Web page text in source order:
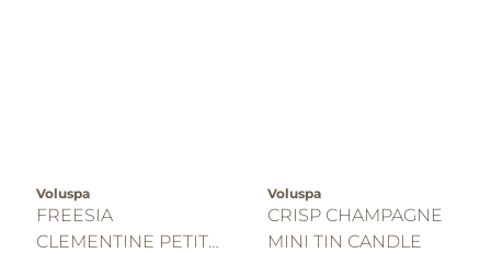
Voluspa
FREESIA
CLEMENTINE PETITE
Voluspa
CRISP CHAMPAGNE
MINI TIN CANDLE